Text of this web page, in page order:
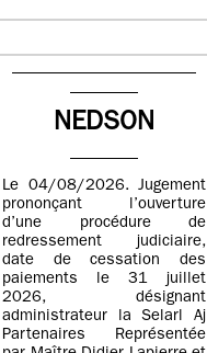
NEDSON
Le 04/08/2026. Jugement
prononçant l’ouverture
d’une procédure de
redressement judiciaire,
date de cessation des
paiements le 31 juillet
2026, désignant
administrateur la Selarl Aj
Partenaires Représentée